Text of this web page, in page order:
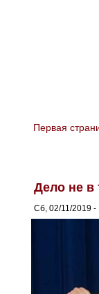
You are here
Первая
Дело не в
Сб, 02/11/2019 -